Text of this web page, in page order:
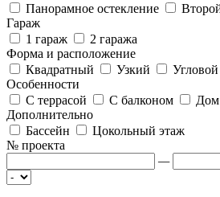
Панорамное остекление
Гараж
1 гараж
2 гаража
Форма и расположение
Квадратный
Узкий
Угловой
Особенности
С террасой
С балконом Дом
Дополнительно
Бассейн
Цокольный этаж
№ проекта
—